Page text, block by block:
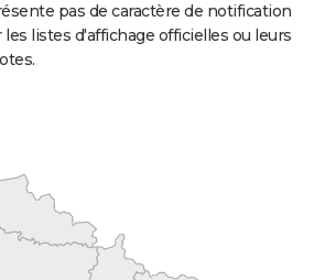
pas de caractère de notification
listes d'affichage officielles ou leurs